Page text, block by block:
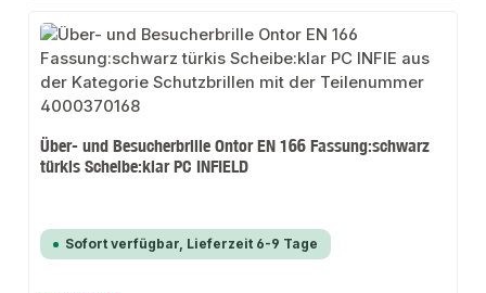
Über- und Besucherbrille Ontor EN 166 Fassung:schwarz
türkis Scheibe:klar PC INFIELD
Sofort verfügbar, Lieferzeit 6-9 Tage